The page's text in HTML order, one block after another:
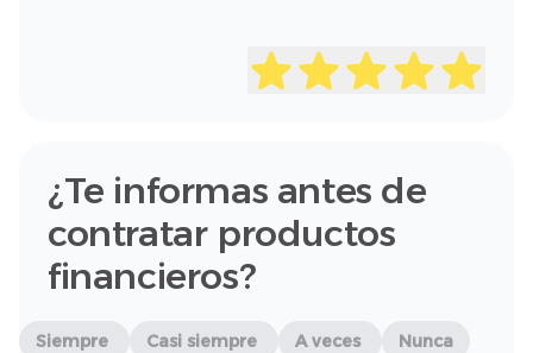
¿Te informas antes de
contratar productos
financieros?
Siempre Casi siempre A veces Nunca